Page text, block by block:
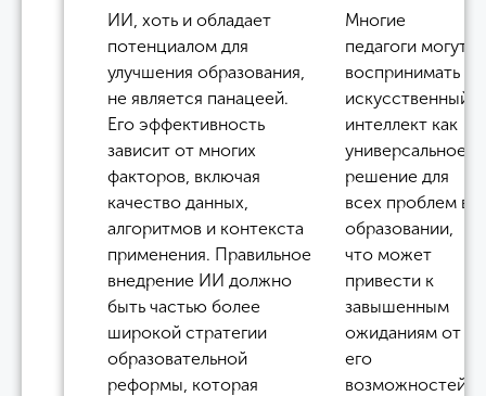
ИИ, хоть и обладает
потенциалом для
улучшения образования,
не является панацеей.
Его эффективность
зависит от многих
факторов, включая
качество данных,
алгоритмов и контекста
применения. Правильное
внедрение ИИ должно
быть частью более
широкой стратегии
образовательной
реформы, которая
Многие
педагоги могут
воспринимать
искусственный
интеллект как
универсальное
решение для
всех проблем в
образовании,
что может
привести к
завышенным
ожиданиям от
его
возможностей.